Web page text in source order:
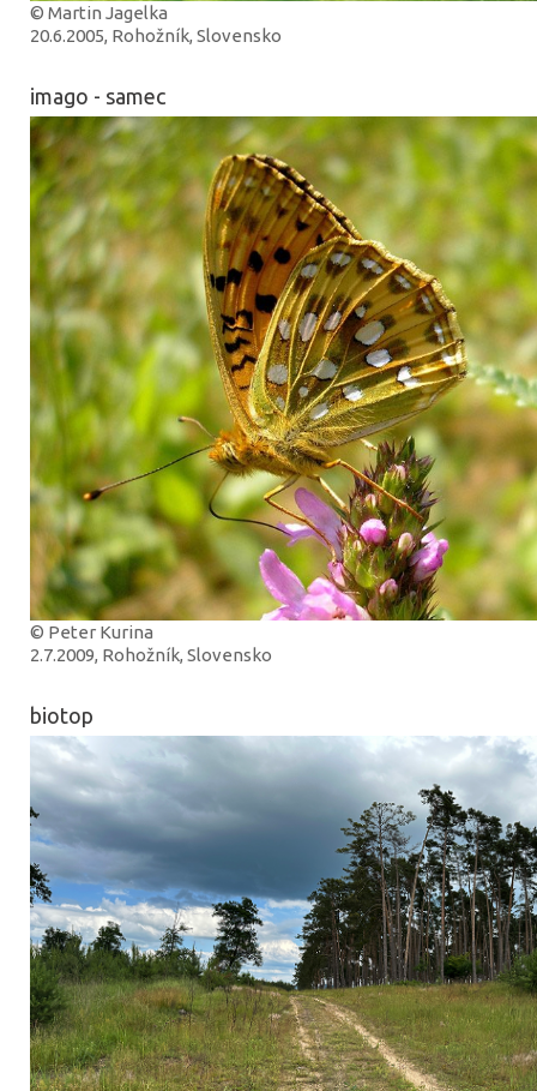
© Martin Jagelka
20.6.2005, Rohožník, Slovensko
imago - samec
© Peter Kurina
2.7.2009, Rohožník, Slovensko
biotop